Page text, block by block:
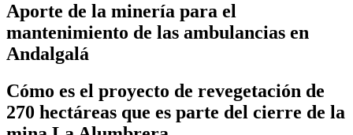
Aporte de la minería para el
mantenimiento de las ambulancias en
Andalgalá
Cómo es el proyecto de revegetación de
270 hectáreas que es parte del cierre de la